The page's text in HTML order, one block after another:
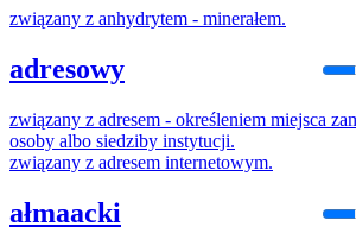
związany z anhydrytem - minerałem.
adresowy
związany z adresem - określeniem miejsca
osoby albo siedziby instytucji.
związany z adresem internetowym.
ałmaacki